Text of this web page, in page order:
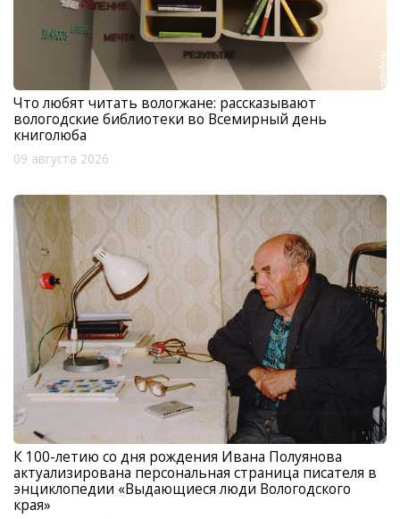
Что любят читать вологжане: рассказывают
вологодские библиотеки во Всемирный день
книголюба
09 августа 2026
К 100-летию со дня рождения Ивана Полуянова
актуализирована персональная страница писателя в
энциклопедии «Выдающиеся люди Вологодского
края»